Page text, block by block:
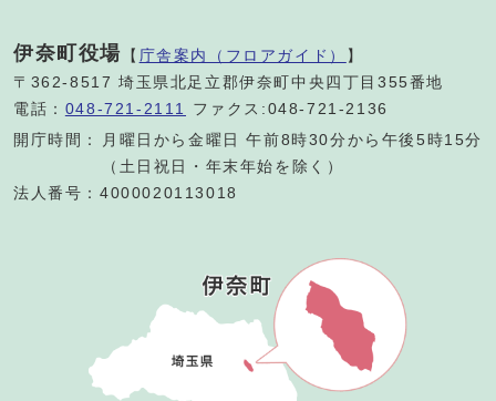
伊奈町役場 【 庁舎案内（フロアガイド） 】
〒362-8517 埼玉県北足立郡伊奈町中央四丁目355番地
電話： 048-721-2111
ファクス:048-721-2136
開庁時間：
月曜日から金曜日 午前8時30分から午後5時15分
（土日祝日・年末年始を除く）
法人番号：4000020113018